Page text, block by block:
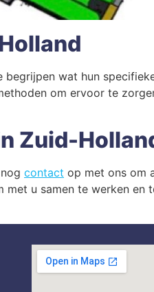
wat hun
om ervoor te
Zuid-
contact op met ons om
u samen te werken en